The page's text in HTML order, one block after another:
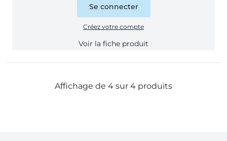
Se connecter
Créez votre compte
Voir la fiche produit
Affichage de 4 sur 4 produits